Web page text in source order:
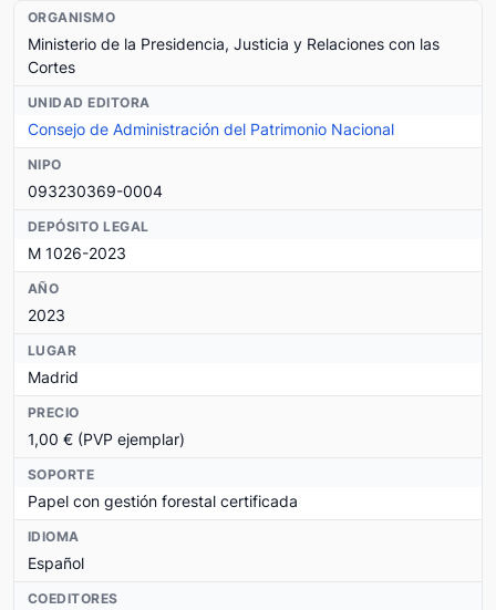
ORGANISMO
Ministerio de la Presidencia, Justicia y Relaciones con las
Cortes
UNIDAD EDITORA
Consejo de Administración del Patrimonio Nacional
NIPO
093230369-0004
DEPÓSITO LEGAL
M 1026-2023
AÑO
2023
LUGAR
Madrid
PRECIO
1,00 € (PVP ejemplar)
SOPORTE
Papel con gestión forestal certificada
IDIOMA
Español
COEDITORES